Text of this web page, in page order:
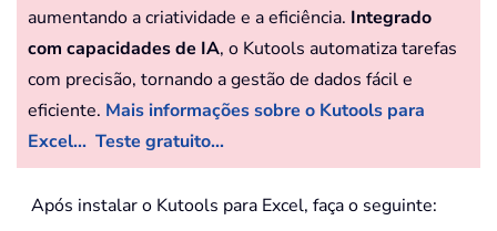
aumentando a criatividade e a eficiência. Integrado
com capacidades de IA, o Kutools automatiza tarefas
com precisão, tornando a gestão de dados fácil e
eficiente. Mais informações sobre o Kutools para
Excel... Teste gratuito...
Após instalar o Kutools para Excel, faça o seguinte: